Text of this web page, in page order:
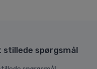
spørgsmål